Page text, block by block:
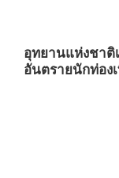
อุทยานแห่งชาติ
อันตรายนักท่อง